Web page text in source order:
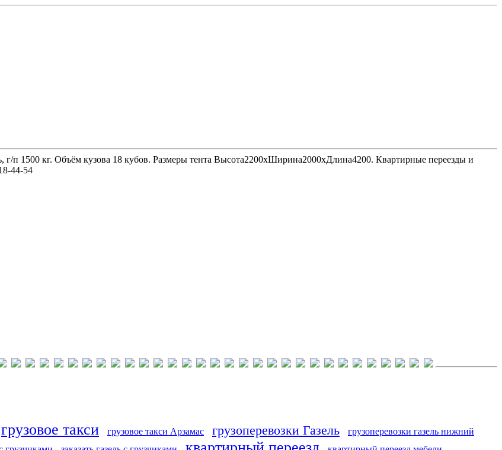
п 1500 кг. Объём кузова 18 кубов. Размеры тента Высота2200хШирина2000хДлина4200. Квартирные переезды и
44-54
грузовое такси грузовое такси Арзамас грузоперевозки Газель
грузоперевозки газель нижний